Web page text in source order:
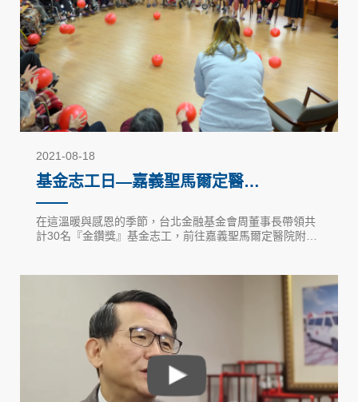
2021-08-18
基金志工日—嘉義聖馬爾定醫院
（2017）
在這溫暖與感恩的季節，台北金融基金會周董事長帶領共
計30名『金鑽獎』基金志工，前往嘉義聖馬爾定醫院附設